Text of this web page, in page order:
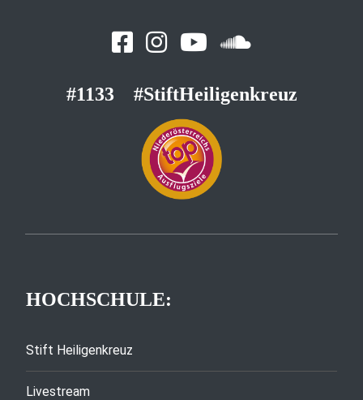
#1133 #StiftHeiligenkreuz
HOCHSCHULE:
Stift Heiligenkreuz
Livestream